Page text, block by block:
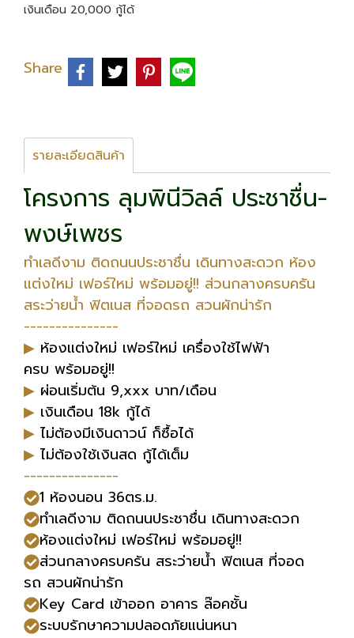
เงินเดือน 20,000 กู้ได้
Share
รายละเอียดสินค้า
โครงการ ลุมพินีวิลล์ ประชาชื่น-
พงษ์เพชร
ทำเลดีงาม ติดถนนประชาชื่น เดินทางสะดวก ห้อง
แต่งใหม่ เฟอร์ใหม่ พร้อมอยู่!! ส่วนกลางครบครัน
สระว่ายน้ำ ฟิตเนส ที่จอดรถ สวนผักน่ารัก
---------------
▶ ห้องแต่งใหม่ เฟอร์ใหม่ เครื่องใช้ไฟฟ้า
ครบ พร้อมอยู่!!
▶ ผ่อนเริ่มต้น 9,xxx บาท/เดือน
▶ เงินเดือน 18k กู้ได้
▶ ไม่ต้องมีเงินดาวน์ ก็ซื้อได้
▶ ไม่ต้องใช้เงินสด กู้ได้เต็ม
---------------
1 ห้องนอน 36ตร.ม.
ทำเลดีงาม ติดถนนประชาชื่น เดินทางสะดวก
ห้องแต่งใหม่ เฟอร์ใหม่ พร้อมอยู่!!
ส่วนกลางครบครัน สระว่ายน้ำ ฟิตเนส ที่จอด
รถ สวนผักน่ารัก
Key Card เข้าออก อาคาร ล๊อคชั้น
ระบบรักษาความปลอดภัยแน่นหนา